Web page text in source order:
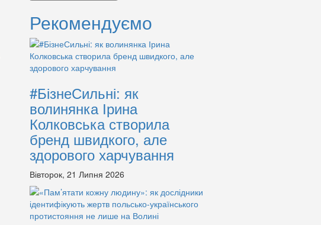
Рекомендуємо
#БізнеСильні: як
волинянка Ірина
Колковська створила
бренд швидкого, але
здорового харчування
Вівторок, 21 Липня 2026